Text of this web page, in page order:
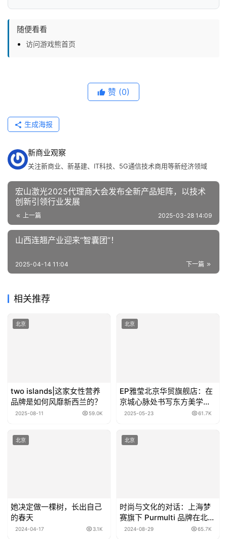
随便看看
访问游戏熊首页
赞 (0)
生成海报
新商业观察
关注新商业、新基建、IT科技、5G通信技术商用等新经济领域
宏山激光2025代理商大会发布全新产品矩阵，以技术
创新引领行业发展
上一篇 2025-03-28 14:09
山西连翘产业迎来“智囊团”！
下一篇
2025-04-14 11:04
相关推荐
北京
two islands|这家女性营养
品牌是如何风靡新西兰的？
2025-08-11 59.0K
北京
EP雅莹北京华贸旗舰店：在
京城心脉处书写东方美学的
现代篇章
2025-05-23 61.7K
北京
她决定做一棵树，长出自己
的春天
2024-04-17 3.1K
北京
时尚与文化的对话：上海梦
赛旗下 Purmulti 品牌在北京
时装周上的独特表达
2024-08-29 65.7K